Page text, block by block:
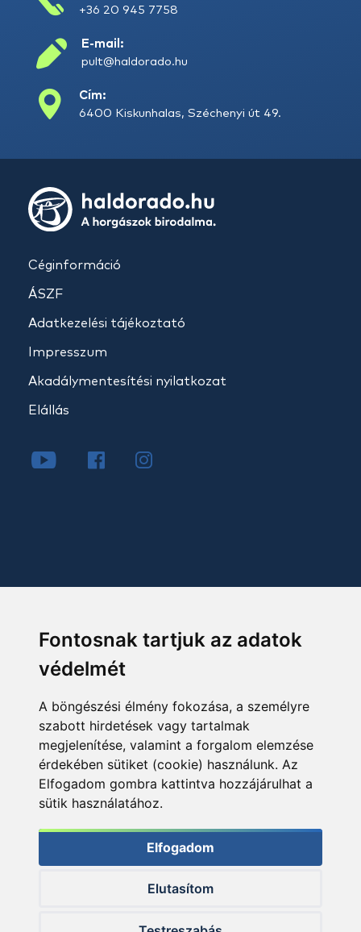
Fontosnak tartjuk az adatok
védelmét
A böngészési élmény fokozása, a személyre
szabott hirdetések vagy tartalmak
megjelenítése, valamint a forgalom elemzése
érdekében sütiket (cookie) használunk. Az
Elfogadom gombra kattintva hozzájárulhat a
sütik használatához.
Elfogadom
Elutasítom
+36 20 945 7758
E-mail:
pult@haldorado.hu
Cím:
6400 Kiskunhalas, Széchenyi út 49.
Céginformáció
ÁSZF
Adatkezelési tájékoztató
Impresszum
Akadálymentesítési nyilatkozat
Elállás